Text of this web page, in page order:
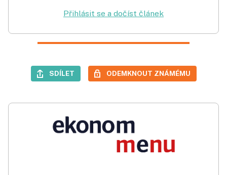
Přihlásit se a dočíst článek
SDÍLET ODEMKNOUT ZNÁMÉMU